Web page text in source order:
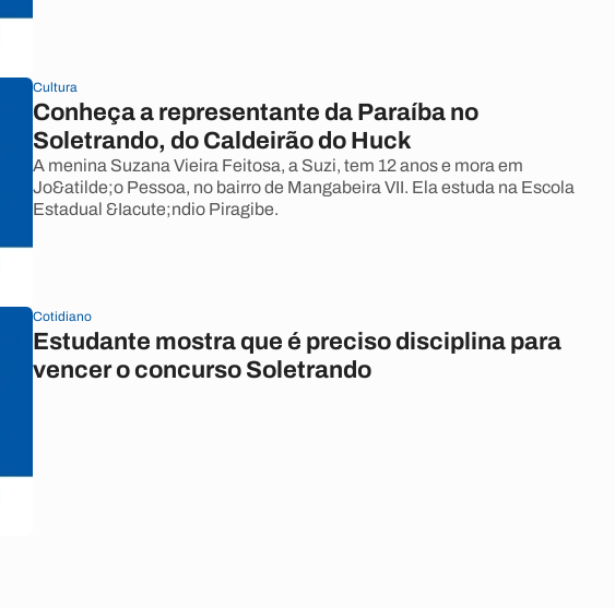
Cultura
Conheça a representante da Paraíba no
Soletrando, do Caldeirão do Huck
A menina Suzana Vieira Feitosa, a Suzi, tem 12 anos e mora em
Jo&atilde;o Pessoa, no bairro de Mangabeira VII. Ela estuda na Escola
Estadual &Iacute;ndio Piragibe.
Cotidiano
Estudante mostra que é preciso disciplina para
vencer o concurso Soletrando